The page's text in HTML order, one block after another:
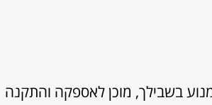
בשבילך, מוכן לאספקה והתקנה